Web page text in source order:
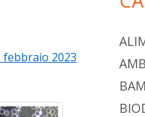
febbraio 2023